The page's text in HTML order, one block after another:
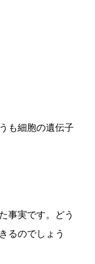
も細胞の遺伝子
事実です。どう
るのでしょう